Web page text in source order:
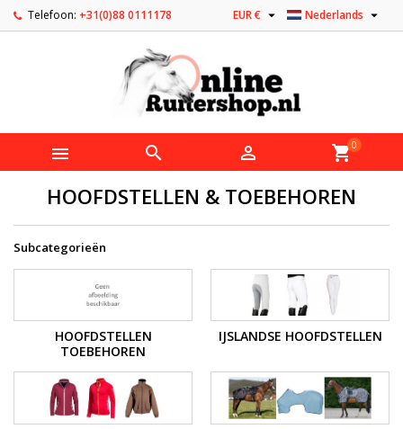
Telefoon: +31(0)88 0111178 Nederlands 
EUR € 
   shopping_cart0
HOOFDSTELLEN & TOEBEHOREN
Subcategorieën
HOOFDSTELLEN
TOEBEHOREN
IJSLANDSE HOOFDSTELLEN